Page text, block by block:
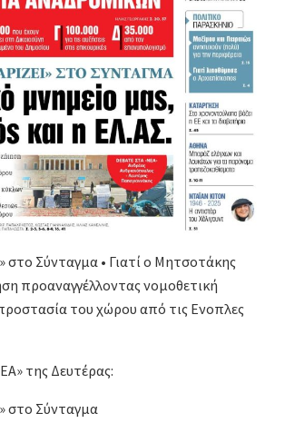
στο Σύνταγμα • Γιατί ο Μητσοτάκης
προαναγγέλλοντας νομοθετική
του χώρου από τις Ενοπλες
της Δευτέρας:
στο Σύνταγμα